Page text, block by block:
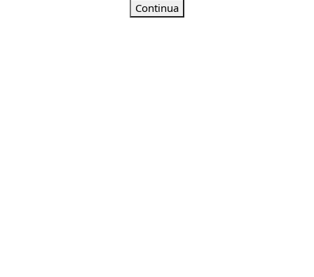
Continua